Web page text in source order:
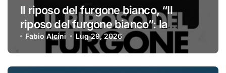
Il riposo del furgone bianco, “Il
riposo del furgone bianco”: la
recensione
Fabio Alcini Lug 29, 2026